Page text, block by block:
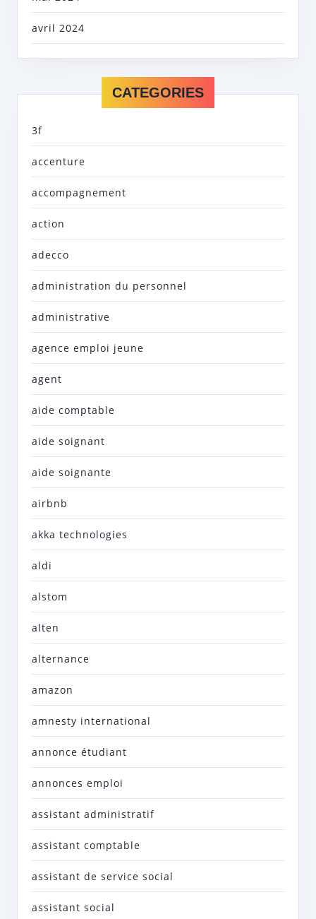
avril 2024
CATEGORIES
3f
accenture
accompagnement
action
adecco
administration du personnel
administrative
agence emploi jeune
agent
aide comptable
aide soignant
aide soignante
airbnb
akka technologies
aldi
alstom
alten
alternance
amazon
amnesty international
annonce étudiant
annonces emploi
assistant administratif
assistant comptable
assistant de service social
assistant social